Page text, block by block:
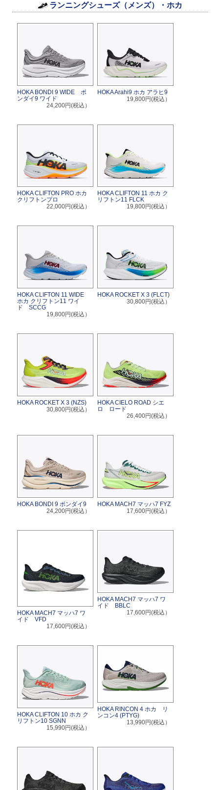
ランニングシューズ（メンズ）・ホカ
HOKA BONDI 9 WIDE ボ
ンダイ9 ワイド
24,200円(税込）
HOKA Arahi9 ホカ アラヒ9
19,800円(税込）
HOKA CLIFTON PRO ホカ
クリフトンプロ
22,000円(税込）
HOKA CLIFTON 11 ホカ ク
リフトン11 FLCK
19,800円(税込）
HOKA CLIFTON 11 WIDE
ホカ クリフトン11 ワイ
ド SCCG
19,800円(税込）
HOKA ROCKET X 3 (FLCT)
30,800円(税込）
HOKA ROCKET X 3 (NZS)
30,800円(税込）
HOKA CIELO ROAD シエ
ロ ロード
26,400円(税込）
HOKA BONDI 9 ボンダイ9
24,200円(税込）
HOKA MACH7 マッハ7 FYZ
17,600円(税込）
HOKA MACH7 マッハ7 ワ
イド VFD
17,600円(税込）
HOKA MACH7 マッハ7 ワ
イド BBLC
17,600円(税込）
HOKA CLIFTON 10 ホカ ク
リフトン10 SGNN
15,990円(税込）
HOKA RINCON 4 ホカ リ
ンコン4 (PTYG)
13,990円(税込）